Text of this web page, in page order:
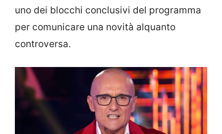
uno dei blocchi conclusivi del programma
per comunicare una novità alquanto
controversa.